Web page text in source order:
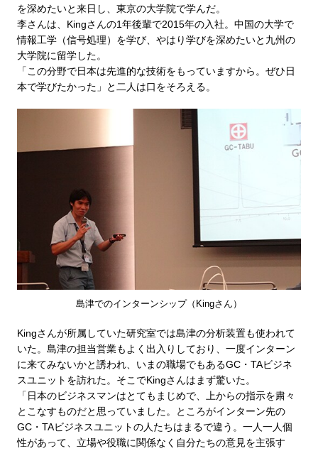
を深めたいと来日し、東京の大学院で学んだ。
李さんは、Kingさんの1年後輩で2015年の入社。中国の大学で
情報工学（信号処理）を学び、やはり学びを深めたいと九州の
大学院に留学した。
「この分野で日本は先進的な技術をもっていますから。ぜひ日
本で学びたかった」と二人は口をそろえる。
島津でのインターンシップ（Kingさん）
Kingさんが所属していた研究室では島津の分析装置も使われて
いた。島津の担当営業もよく出入りしており、一度インターン
に来てみないかと誘われ、いまの職場でもあるGC・TAビジネ
スユニットを訪れた。そこでKingさんはまず驚いた。
「日本のビジネスマンはとてもまじめで、上からの指示を粛々
とこなすものだと思っていました。ところがインターン先の
GC・TAビジネスユニットの人たちはまるで違う。一人一人個
性があって、立場や役職に関係なく自分たちの意見を主張す